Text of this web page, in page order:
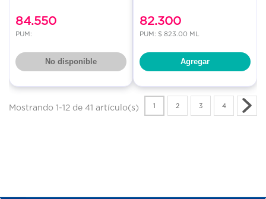
84.550
PUM:
No disponible
82.300
PUM: $ 823.00 ML
Agregar
Mostrando 1-12 de 41 artículo(s) 1 2 3 4